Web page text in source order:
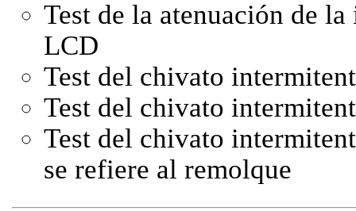
Test de la atenuación de
LCD
Test del chivato
Test del chivato
Test del chivato
se refiere al remolque